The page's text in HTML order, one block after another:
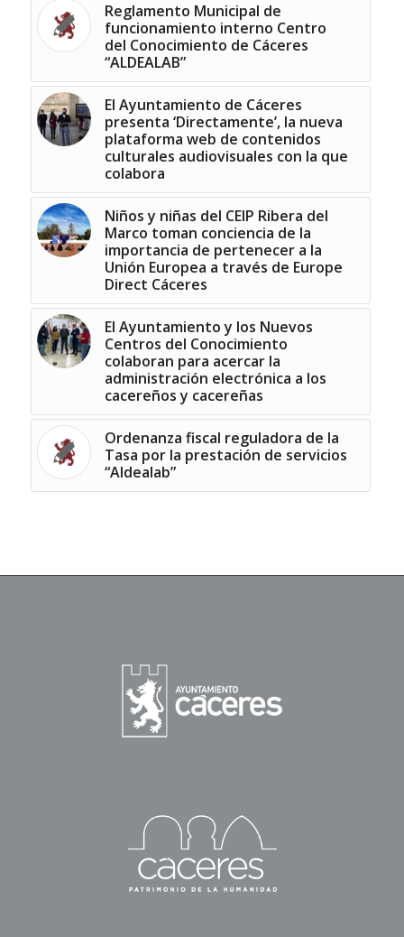
Reglamento Municipal de
funcionamiento interno Centro
del Conocimiento de Cáceres
“ALDEALAB”
El Ayuntamiento de Cáceres
presenta ‘Directamente’, la nueva
plataforma web de contenidos
culturales audiovisuales con la que
colabora
Niños y niñas del CEIP Ribera del
Marco toman conciencia de la
importancia de pertenecer a la
Unión Europea a través de Europe
Direct Cáceres
El Ayuntamiento y los Nuevos
Centros del Conocimiento
colaboran para acercar la
administración electrónica a los
cacereños y cacereñas
Ordenanza fiscal reguladora de la
Tasa por la prestación de servicios
“Aldealab”